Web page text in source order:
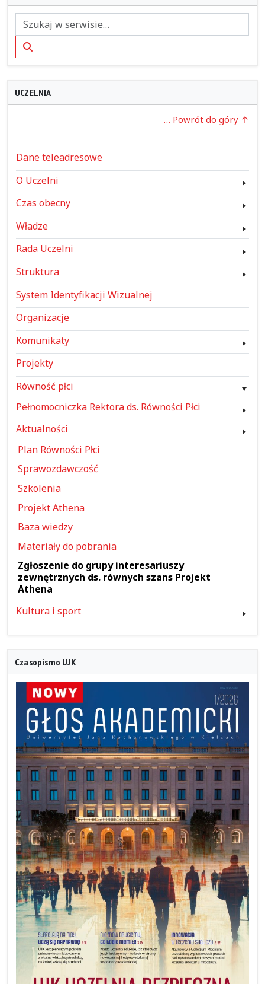
Szukaj
UCZELNIA
… Powrót do góry
Dane teleadresowe
O Uczelni
Czas obecny
Władze
Rada Uczelni
Struktura
System Identyfikacji Wizualnej
Organizacje
Komunikaty
Projekty
Równość płci
Pełnomocniczka Rektora ds. Równości Płci
Aktualności
Plan Równości Płci
Sprawozdawczość
Szkolenia
Projekt Athena
Baza wiedzy
Materiały do pobrania
Zgłoszenie do grupy interesariuszy
zewnętrznych ds. równych szans Projekt
Athena
Kultura i sport
Czasopismo UJK